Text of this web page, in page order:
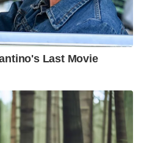
ปล่อยคาร์บอนสุทธิเป็นศูนย์
ค สู่ความยั่งยืน
น้าที่การให้บริการลูกค้าคน
คต ความตั้งใจนี้เป็น
ารรับผิดชอบต่อสังคมและสิ่ง